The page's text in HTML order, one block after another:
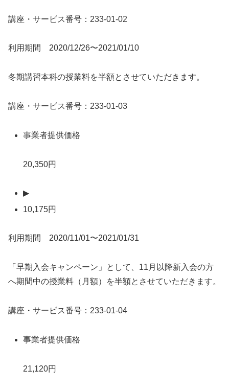
講座・サービス番号：233-01-02
利用期間 2020/12/26〜2021/01/10
冬期講習本科の授業料を半額とさせていただきます。
講座・サービス番号：233-01-03
事業者提供価格
20,350円
▶
10,175円
利用期間 2020/11/01〜2021/01/31
「早期入会キャンペーン」として、11月以降新入会の方
へ期間中の授業料（月額）を半額とさせていただきます。
講座・サービス番号：233-01-04
事業者提供価格
21,120円